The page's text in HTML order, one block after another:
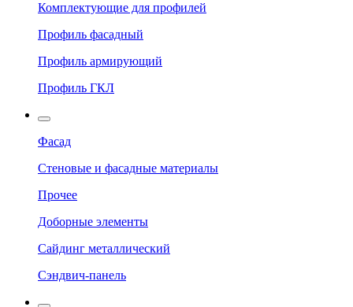
Комплектующие для профилей
Профиль фасадный
Профиль армирующий
Профиль ГКЛ
Фасад
Стеновые и фасадные материалы
Прочее
Доборные элементы
Сайдинг металлический
Сэндвич-панель